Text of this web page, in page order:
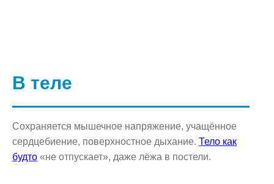
В теле
Сохраняется мышечное напряжение, учащённое
сердцебиение, поверхностное дыхание. Тело как
будто «не отпускает», даже лёжа в постели.